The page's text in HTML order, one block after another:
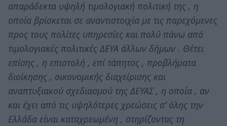
απαράδεκτα υψηλή τιμολογιακή πολιτική της , η
οποία βρίσκεται σε αναντιστοιχία με τις παρεχόμενες
προς τους πολίτες υπηρεσίες και πολύ πάνω από
τιμολογιακές πολιτικές ΔΕΥΑ άλλων δήμων . Θέτει
επίσης , η επιστολή , επί τάπητος , προβλήματα
διοίκησης , οικονομικής διαχείρισης και
αναπτυξιακού σχεδιασμού της ΔΕΥΑΣ , η οποία , αν
και έχει από τις υψηλότερες χρεώσεις σ’ όλης την
Ελλάδα είναι καταχρεωμένη , στηρίζοντας τη